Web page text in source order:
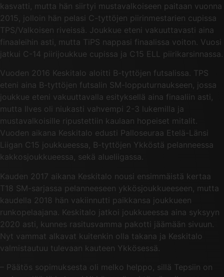
kasvatti, mutta hän siirtyi mustavalkoiseen paitaan vuonna
2015, jolloin hän pelasi C-tyttöjen piirinmestarien cupissa
TPS/Valkoisen riveissä. Joukkue eteni vakuuttavasti aina
finaaleihin asti, mutta TiPS nappasi finaalissa voiton. Vuosi
jatkui C-14 piirijoukkue cupissa ja C15 ELL piirikarsinnassa.
Vuoden 2016 Keskitalo aloitti B-tyttöjen futsalissa. TPS
eteni aina B-tyttöjen futsalin SM-lopputurnaukseen, jossa
joukkue eteni vakuuttavalla esityksellä aina finaaliin asti,
mutta Ilves oli niukasti vahvempi 2-3 lukemilla ja
mustavalkoisille ripustettiin kaulaan hopeiset mitalit.
Vuoden aikana Keskitalo edusti Palloseuraa Etelä-Länsi
Liigan C15 joukkueessa, B-tyttöjen Ykköstä pelanneessa
kakkosjoukkueessa, sekä alueliigassa.
Kauden 2017 aikana Keskitalo nousi ensimmäistä kertaa
T18 SM-sarjassa pelanneeseen ykkösjoukkueeseen, mutta
kaudella 2018 hän vakiinnutti paikkansa joukkueen
runkopelaajana. Keskitalo jatkoi joukkueessa aina syksyyn
2020 asti, kunnes rasitusvamma pakotti jäämään sivuun.
Nyt vammat alkavat kuitenkin olla takana ja Keskitalo
valmistautuu tulevaan kauteen Ykkösessä.
– Päätös sopimuksesta oli melko helppo, sillä Tepsiin on